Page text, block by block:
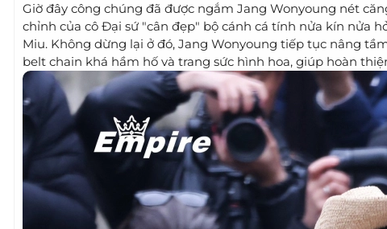
Giờ đây công chúng đã được ngắm Jang Wonyoung nét
chỉnh của cô Đại sứ "cân đẹp" bộ cánh cá tính nửa kín nửa
Miu. Không dừng lại ở đó, Jang Wonyoung tiếp tục nâng
belt chain khá hầm hố và trang sức hình hoa, giúp hoàn